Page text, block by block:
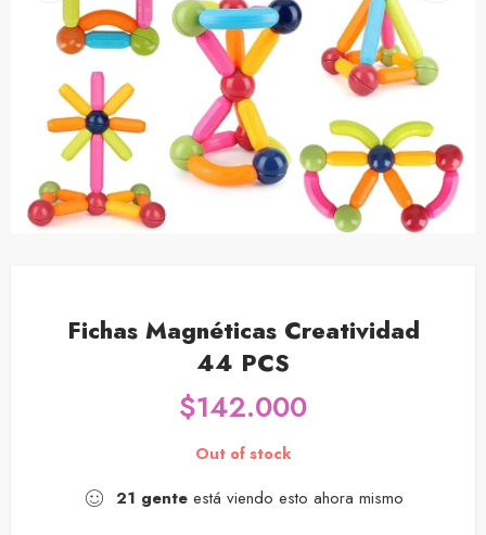
Fichas Magnéticas Creatividad
44 PCS
$142.000
Out of stock
21 genteestá viendo esto ahora mismo